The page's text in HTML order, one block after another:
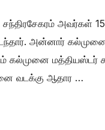
அவர்கள்
அன்னார்
கல்முனை மத்தியஸ்டர்
வடக்கு ஆதார …